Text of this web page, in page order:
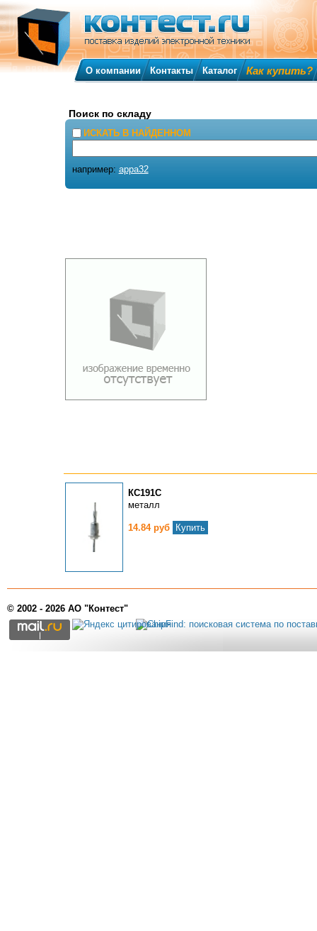
КС191С
металл
14.84 руб Купить
О компании Контакты Каталог Как купить?
Поиск по складу
ИСКАТЬ В НАЙДЕННОМ
например: appa32
© 2002 - 2026 АО "Контест"